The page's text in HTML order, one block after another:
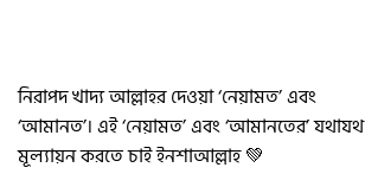
নিরাপদ খাদ্য আল্লাহর দেওয়া ‘নেয়ামত’ এবং
‘আমানত’। এই ‘নেয়ামত’ এবং ‘আমানতের’ যথাযথ
মূল্যায়ন করতে চাই ইনশাআল্লাহ 💚